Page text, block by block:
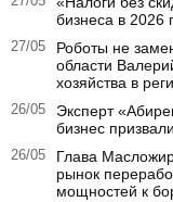
бизнеса в 2026
27/05
Роботы не
области
хозяйства в
26/05
Эксперт
бизнес
26/05
Глава
рынок
мощностей к